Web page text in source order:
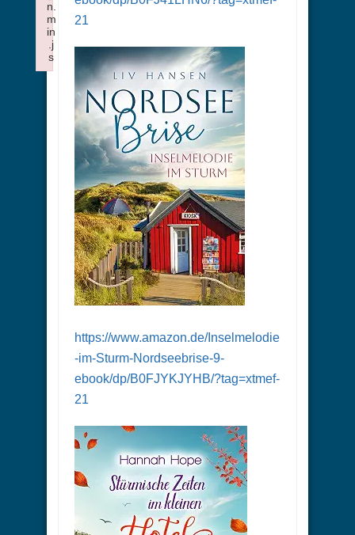
21
https://www.amazon.de/Inselmelodie
-im-Sturm-Nordseebrise-9-
ebook/dp/B0FJYKJYHB/?tag=xtmef-
21
n.
m
in
.j
s
Failed to load plugin: visualblocks from url https://